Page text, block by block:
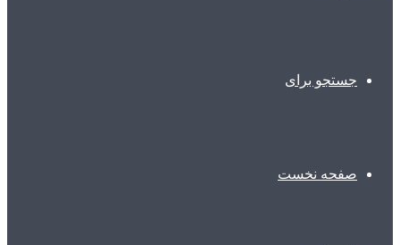
جستجو برای
صفحه نخست